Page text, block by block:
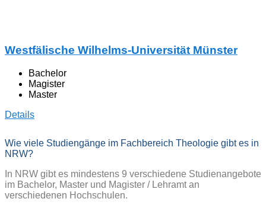
Westfälische Wilhelms-Universität Münster
Bachelor
Magister
Master
Details
Wie viele Studiengänge im Fachbereich Theologie gibt es in
NRW?
In NRW gibt es mindestens 9 verschiedene Studienangebote
im Bachelor, Master und Magister / Lehramt an
verschiedenen Hochschulen.